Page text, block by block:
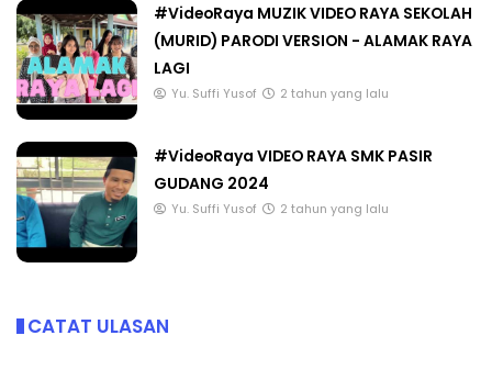
#VideoRaya MUZIK VIDEO RAYA SEKOLAH
(MURID) PARODI VERSION - ALAMAK RAYA
LAGI
Yu. Suffi Yusof 2 tahun yang lalu
#VideoRaya VIDEO RAYA SMK PASIR
GUDANG 2024
Yu. Suffi Yusof 2 tahun yang lalu
CATAT ULASAN